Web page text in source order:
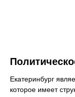
Екатеринбург
которое имеет